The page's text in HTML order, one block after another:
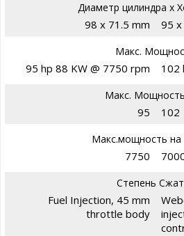
Диаметр цилиндра х
98 x 71.5 mm 95 x
Макс.
95 hp 88 KW @ 7750 rpm 102
Макс.
95 102
Макс.мощность на
7750
Степень
Fuel Injection, 45 mm
throttle body